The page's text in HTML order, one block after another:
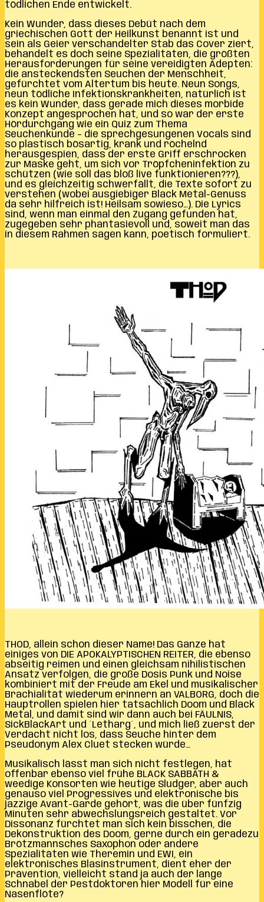
tödlichen Ende entwickelt.
Kein Wunder, dass dieses Debüt nach dem
griechischen Gott der Heilkunst benannt ist und
sein als Geier verschandelter Stab das Cover ziert,
behandelt es doch seine Spezialitäten, die größten
Herausforderungen für seine vereidigten Adepten:
die ansteckendsten Seuchen der Menschheit,
gefürchtet vom Altertum bis heute. Neun Songs,
neun tödliche Infektionskrankheiten, natürlich ist
es kein Wunder, dass gerade mich dieses morbide
Konzept angesprochen hat, und so war der erste
Hördurchgang wie ein Quiz zum Thema
Seuchenkunde – die sprechgesungenen Vocals sind
so plastisch bösartig, krank und röchelnd
herausgespien, dass der erste Griff erschrocken
zur Maske geht, um sich vor Tröpfcheninfektion zu
schützen (wie soll das bloß live funktionieren???),
und es gleichzeitig schwerfällt, die Texte sofort zu
verstehen (wobei ausgiebiger Black Metal-Genuss
da sehr hilfreich ist! Heilsam sowieso…). Die Lyrics
sind, wenn man einmal den Zugang gefunden hat,
zugegeben sehr phantasievoll und, soweit man das
in diesem Rahmen sagen kann, poetisch formuliert.
THOD, allein schon dieser Name! Das Ganze hat
einiges von DIE APOKALYPTISCHEN REITER, die ebenso
abseitig reimen und einen gleichsam nihilistischen
Ansatz verfolgen, die große Dosis Punk und Noise
kombiniert mit der Freude am Ekel und musikalischer
Brachialität wiederum erinnern an VALBORG, doch die
Hauptrollen spielen hier tatsächlich Doom und Black
Metal, und damit sind wir dann auch bei FÄULNIS,
SickBlackArt und ´Letharg´, und mich ließ zuerst der
Verdacht nicht los, dass Seuche hinter dem
Pseudonym Alex Cluet stecken würde…
Musikalisch lässt man sich nicht festlegen, hat
offenbar ebenso viel frühe BLACK SABBATH &
weedige Konsorten wie heutige Sludger, aber auch
genauso viel Progressives und elektronische bis
jazzige Avant-Garde gehört, was die über fünfzig
Minuten sehr abwechslungsreich gestaltet. Vor
Dissonanz fürchtet man sich kein bisschen, die
Dekonstruktion des Doom, gerne durch ein geradezu
Brötzmannsches Saxophon oder andere
Spezialitäten wie Theremin und EWI, ein
elektronisches Blasinstrument, dient eher der
Prävention, vielleicht stand ja auch der lange
Schnabel der Pestdoktoren hier Modell für eine
Nasenflöte?